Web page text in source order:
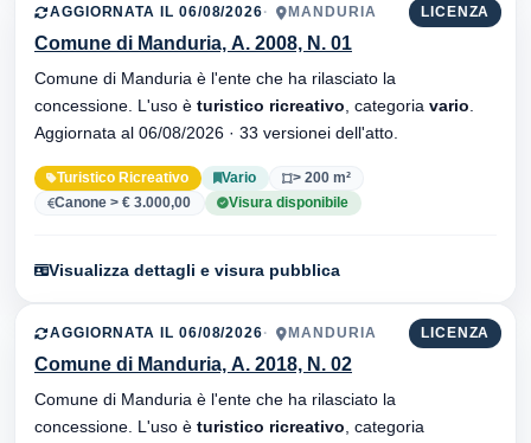
LICENZA
AGGIORNATA IL 06/08/2026 MANDURIA
Comune di Manduria, A. 2008, N. 01
Comune di Manduria è l'ente che ha rilasciato la
concessione. L'uso è turistico ricreativo , categoria vario
Aggiornata al 06/08/2026 · 33 versionei dell'atto.
Turistico Ricreativo Vario
> 200 m²
Canone > € 3.000,00
Visura disponibile
Visualizza dettagli e visura pubblica
LICENZA
AGGIORNATA IL 06/08/2026 MANDURIA
Comune di Manduria, A. 2018, N. 02
Comune di Manduria è l'ente che ha rilasciato la
concessione. L'uso è turistico ricreativo , categoria